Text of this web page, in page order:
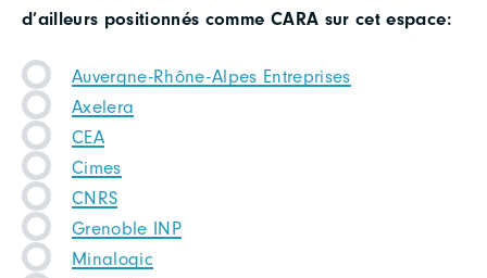
d’ailleurs positionnés comme CARA sur cet espace:
Auvergne-Rhône-Alpes Entreprises
Axelera
CEA
Cimes
CNRS
Grenoble INP
Minalogic